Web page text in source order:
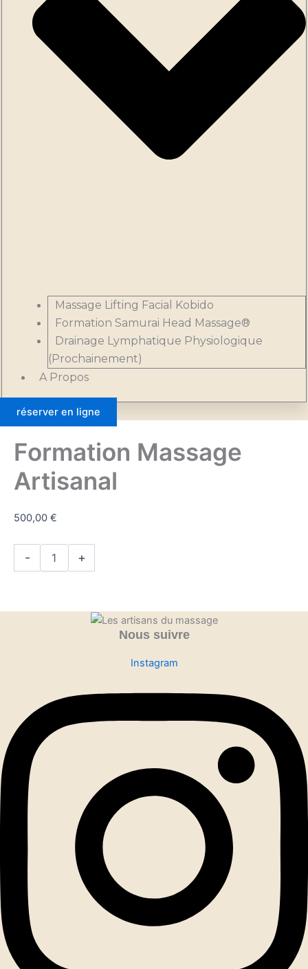
Massage Lifting Facial Kobido
Formation Samurai Head Massage®
Drainage Lymphatique Physiologique
(Prochainement)
A Propos
réserver en ligne
Formation Massage
Artisanal
500,00 €
- +
Nous suivre
Instagram